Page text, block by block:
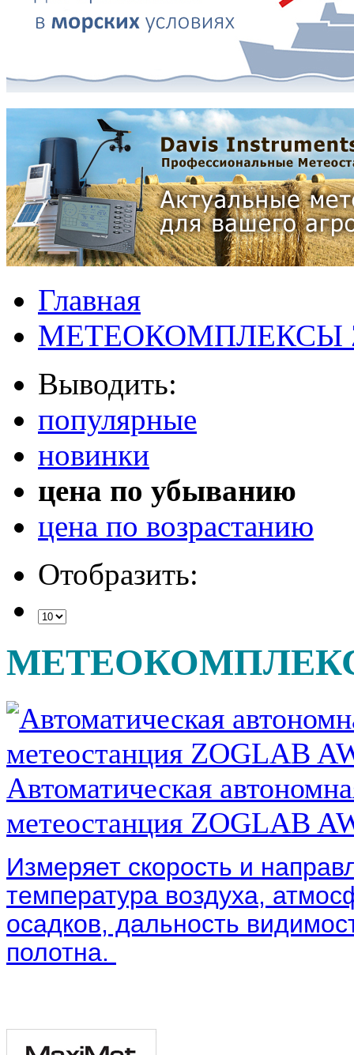
Главная
МЕТЕОКОМПЛЕКСЫ
Выводить:
популярные
новинки
цена по убыванию
цена по возрастанию
Отобразить:
Автоматическая
метеостанция ZOGLAB
Измеряет скорость и
температура воздуха,
осадков, дальность
полотна.